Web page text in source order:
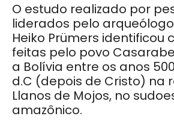
O estudo realizado por
liderados pelo
Heiko Prümers identificou
feitas pelo povo
a Bolívia entre os anos
d.C (depois de Cristo) na
Llanos de Mojos, no
amazônico.